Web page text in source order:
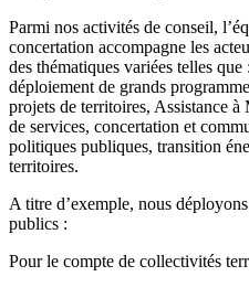
Parmi nos activités de conseil,
concertation accompagne les
des thématiques variées telles
déploiement de grands
projets de territoires, Assistance
de services, concertation et
politiques publiques, transition
territoires.
A titre d’exemple, nous
publics :
Pour le compte de collectivités